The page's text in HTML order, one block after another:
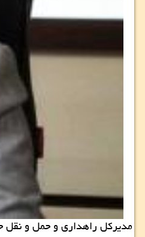
مدیرکل راهداری و حمل و نقل جاده ای استان مرکزی از آماده